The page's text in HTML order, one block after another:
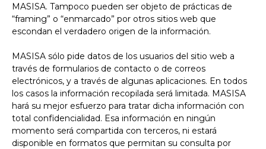
MASISA. Tampoco pueden ser objeto de prácticas de
“framing” o “enmarcado” por otros sitios web que
escondan el verdadero origen de la información.
MASISA sólo pide datos de los usuarios del sitio web a
través de formularios de contacto o de correos
electrónicos, y a través de algunas aplicaciones. En todos
los casos la información recopilada será limitada. MASISA
hará su mejor esfuerzo para tratar dicha información con
total confidencialidad. Esa información en ningún
momento será compartida con terceros, ni estará
disponible en formatos que permitan su consulta por